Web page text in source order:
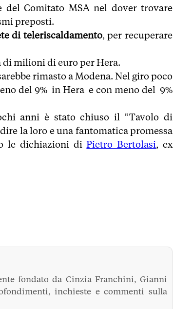
del Comitato MSA nel dover trovare
preposti.
di teleriscaldamento, per recuperare
di milioni di euro per Hera.
rimasto a Modena. Nel giro poco
del 9% in Hera e con meno del 9%
anni è stato chiuso il “Tavolo di
la loro e una fantomatica promessa
le dichiazioni diPietro Bertolasi, ex
fondato da Cinzia Franchini, Gianni
inchieste e commenti sulla